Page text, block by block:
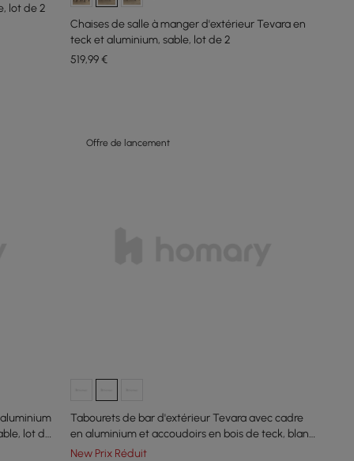
lot de 2
Chaises de salle à manger d'extérieur Tevara en
teck et aluminium, sable, lot de 2
519,99€
lot de
Offre de lancement
Tabourets de bar d'extérieur Tevara avec cadre
en aluminium et accoudoirs en bois de teck, blanc
chaud, lot de 2
New Prix Réduit